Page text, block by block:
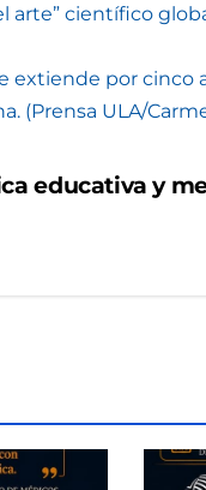
arte” científico
extiende por cinco
(Prensa ULA/
educativa y